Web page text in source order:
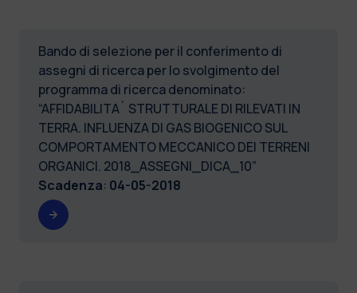
Bando di selezione per il conferimento di
assegni di ricerca per lo svolgimento del
programma di ricerca denominato:
“AFFIDABILITA` STRUTTURALE DI RILEVATI IN
TERRA. INFLUENZA DI GAS BIOGENICO SUL
COMPORTAMENTO MECCANICO DEI TERRENI
ORGANICI. 2018_ASSEGNI_DICA_10”
Scadenza: 04-05-2018